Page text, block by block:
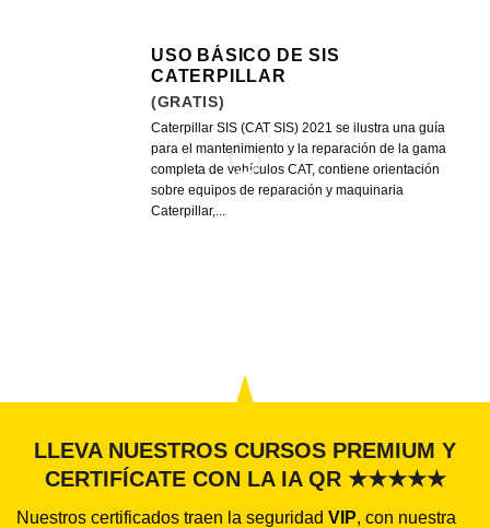
USO BÁSICO DE SIS
CATERPILLAR
(GRATIS)
Caterpillar SIS (CAT SIS) 2021 se ilustra una guía
para el mantenimiento y la reparación de la gama
completa de vehículos CAT, contiene orientación
sobre equipos de reparación y maquinaria
Caterpillar,...
LLEVA NUESTROS CURSOS PREMIUM Y
CERTIFÍCATE CON LA IA QR ★★★★★
Nuestros certificados traen la seguridad VIP, con nuestra